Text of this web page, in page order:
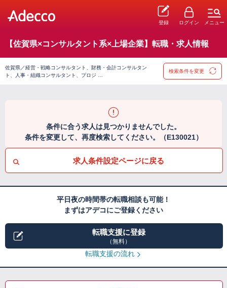
登録 ログイン メニュー
【佐賀県×コンサルタント系×上場企業】転職・求人情報
佐賀県／経営・戦略コンサルタント、財務・会計コンサルタン
ト、人事・組織コンサルタント、プロジ …
検索条件を変更
条件に合う求人は見つかりませんでした。
条件を変更して、再度検索してください。（E130021）
求人条件設定ページに戻る
平日夜の時間帯の転職相談も可能！
まずはアデコにご登録ください
転職支援に登録
（無料）
転職支援の流れ